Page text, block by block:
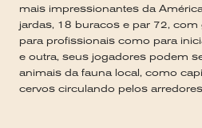
mais impressionantes da
jardas, 18 buracos e par 72,
para profissionais como para
e outra, seus jogadores podem
animais da fauna local, como
cervos circulando pelos